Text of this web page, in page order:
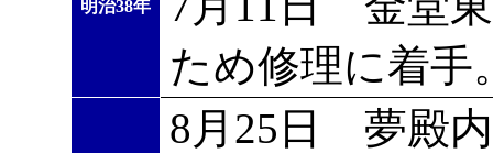
明治38年
ため修理に着手
8月25日 夢殿